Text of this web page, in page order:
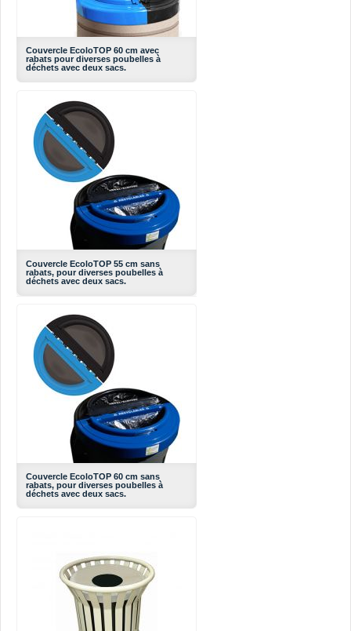
Couvercle EcoloTOP 60 cm avec
rabats pour diverses poubelles à
déchets avec deux sacs.
Couvercle EcoloTOP 55 cm sans
rabats, pour diverses poubelles à
déchets avec deux sacs.
Couvercle EcoloTOP 60 cm sans
rabats, pour diverses poubelles à
déchets avec deux sacs.